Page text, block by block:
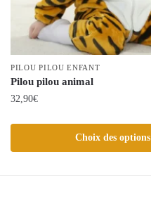
PILOU PILOU ENFANT
Pilou pilou animal
32,90€
Choix des options
Ce